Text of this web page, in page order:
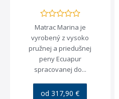
Matrac Marina je
vyrobený z vysoko
pružnej a priedušnej
peny Ecuapur
spracovanej do...
od 317,90 €